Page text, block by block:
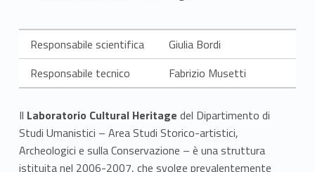
C
u
l
t
u
Responsabile scientifica
Giulia Bordi
Responsabile tecnico
Fabrizio Musetti
Il Laboratorio Cultural Heritage del Dipartimento di
Studi Umanistici – Area Studi Storico-artistici,
Archeologici e sulla Conservazione – è una struttura
istituita nel 2006-2007, che svolge prevalentemente